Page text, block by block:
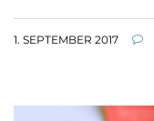
1. SEPTEMBER 2017